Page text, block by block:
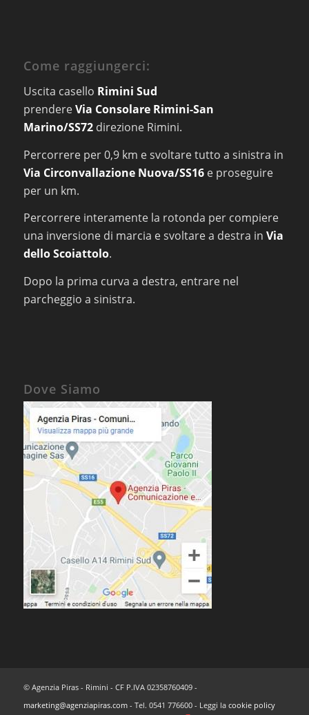
Come raggiungerci:
Uscita casello Rimini Sud
prendereVia Consolare Rimini-San
Marino/SS72direzione Rimini.
Percorrere per 0,9 km e svoltare tutto a sinistra in
Via Circonvallazione Nuova/SS16e proseguire
per un km.
Percorrere interamente la rotonda per compiere
una inversione di marcia e svoltare a destra in Via
dello Scoiattolo.
Dopo la prima curva a destra, entrare nel
parcheggio a sinistra.
Dove Siamo
© Agenzia Piras - Rimini - CF P.IVA 02358760409 -
marketing@agenziapiras.com- Tel. 0541 776600 - Leggi la cookie policy